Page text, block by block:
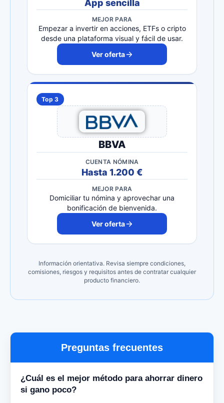
App sencilla
MEJOR PARA
Empezar a invertir en acciones, ETFs o cripto
desde una plataforma visual y fácil de usar.
Ver oferta
Top 3
BBVA
CUENTA NÓMINA
Hasta 1.200 €
MEJOR PARA
Domiciliar tu nómina y aprovechar una
bonificación de bienvenida.
Ver oferta
Información orientativa. Revisa siempre condiciones,
comisiones, riesgos y requisitos antes de contratar cualquier
producto financiero.
Preguntas frecuentes
¿Cuál es el mejor método para ahorrar dinero
si gano poco?